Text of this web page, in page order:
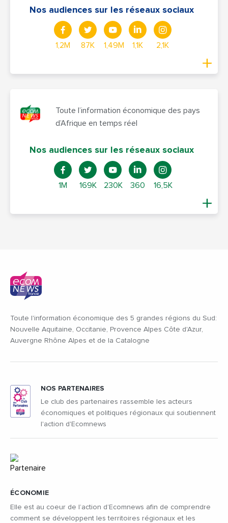
Nos audiences sur les réseaux sociaux
1,2M 87K 1,49M 1,1K 2,1K
Toute l’information économique des pays
d’Afrique en temps réel
Nos audiences sur les réseaux sociaux
1M 169K 230K 360 16,5K
Toute l'information économique des 5 grandes régions du Sud:
Nouvelle Aquitaine, Occitanie, Provence Alpes Côte d'Azur,
Auvergne Rhône Alpes et de la Catalogne
ÉCONOMIE
Elle est au coeur de l’action d’Ecomnews afin de comprendre
comment se développent les territoires régionaux et les
NOS PARTENAIRES
Le club des partenaires rassemble les acteurs
économiques et politiques régionaux qui soutiennent
l'action d'Ecomnews